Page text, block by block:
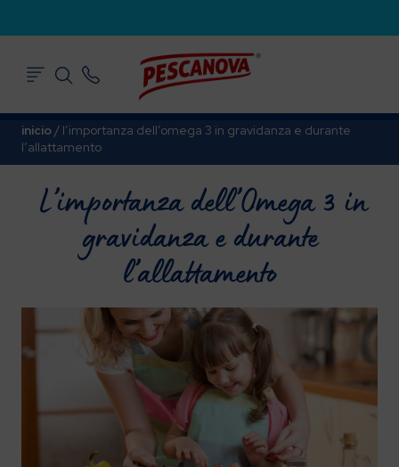
inicio / l’importanza dell’omega 3 in gravidanza e durante
l’allattamento
L’importanza dell’Omega 3 in
gravidanza e durante
l’allattamento